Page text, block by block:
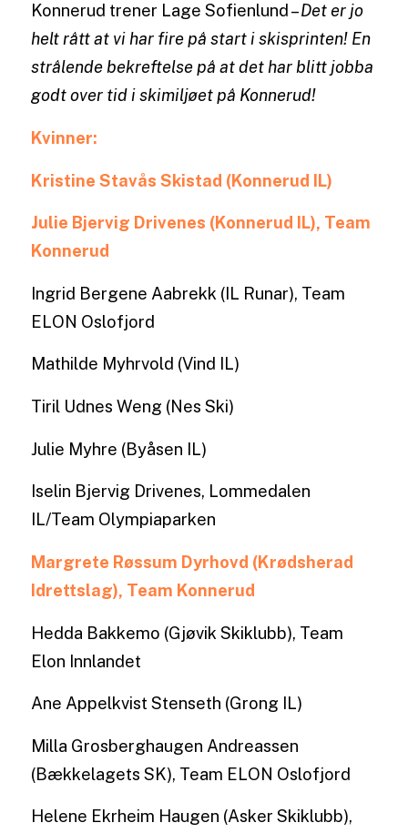
Konnerud trener Lage Sofienlund –Det er jo
helt rått at vi har fire på start i skisprinten! En
strålende bekreftelse på at det har blitt jobba
godt over tid i skimiljøet på Konnerud!
Kvinner:
Kristine Stavås Skistad (Konnerud IL)
Julie Bjervig Drivenes (Konnerud IL), Team
Konnerud
Ingrid Bergene Aabrekk (IL Runar), Team
ELON Oslofjord
Mathilde Myhrvold (Vind IL)
Tiril Udnes Weng (Nes Ski)
Julie Myhre (Byåsen IL)
Iselin Bjervig Drivenes, Lommedalen
IL/Team Olympiaparken
Margrete Røssum Dyrhovd (Krødsherad
Idrettslag), Team Konnerud
Hedda Bakkemo (Gjøvik Skiklubb), Team
Elon Innlandet
Ane Appelkvist Stenseth (Grong IL)
Milla Grosberghaugen Andreassen
(Bækkelagets SK), Team ELON Oslofjord
Helene Ekrheim Haugen (Asker Skiklubb),